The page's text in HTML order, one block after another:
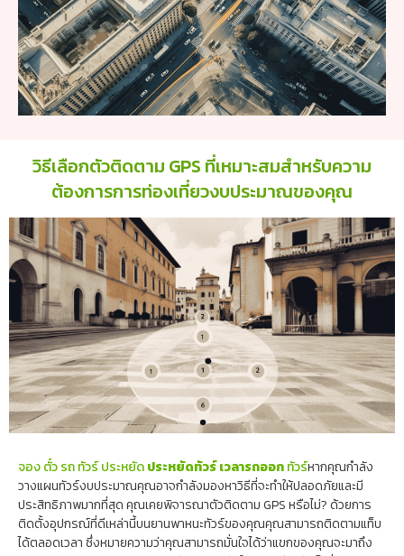
วิธีเลือกตัวติดตาม GPS ที่เหมาะสมสำหรับความ
ต้องการการท่องเที่ยวงบประมาณของคุณ
จอง ตั๋ว รถ ทัวร์ ประหยัดประหยัดทัวร์ เวลารถออกทัวร์หากคุณกำลัง
วางแผนทัวร์งบประมาณคุณอาจกำลังมองหาวิธีที่จะทำให้ปลอดภัยและมี
ประสิทธิภาพมากที่สุด คุณเคยพิจารณาตัวติดตาม GPS หรือไม่? ด้วยการ
ติดตั้งอุปกรณ์ที่ดีเหล่านี้บนยานพาหนะทัวร์ของคุณคุณสามารถติดตามแท็บ
ได้ตลอดเวลา ซึ่งหมายความว่าคุณสามารถมั่นใจได้ว่าแขกของคุณจะมาถึง